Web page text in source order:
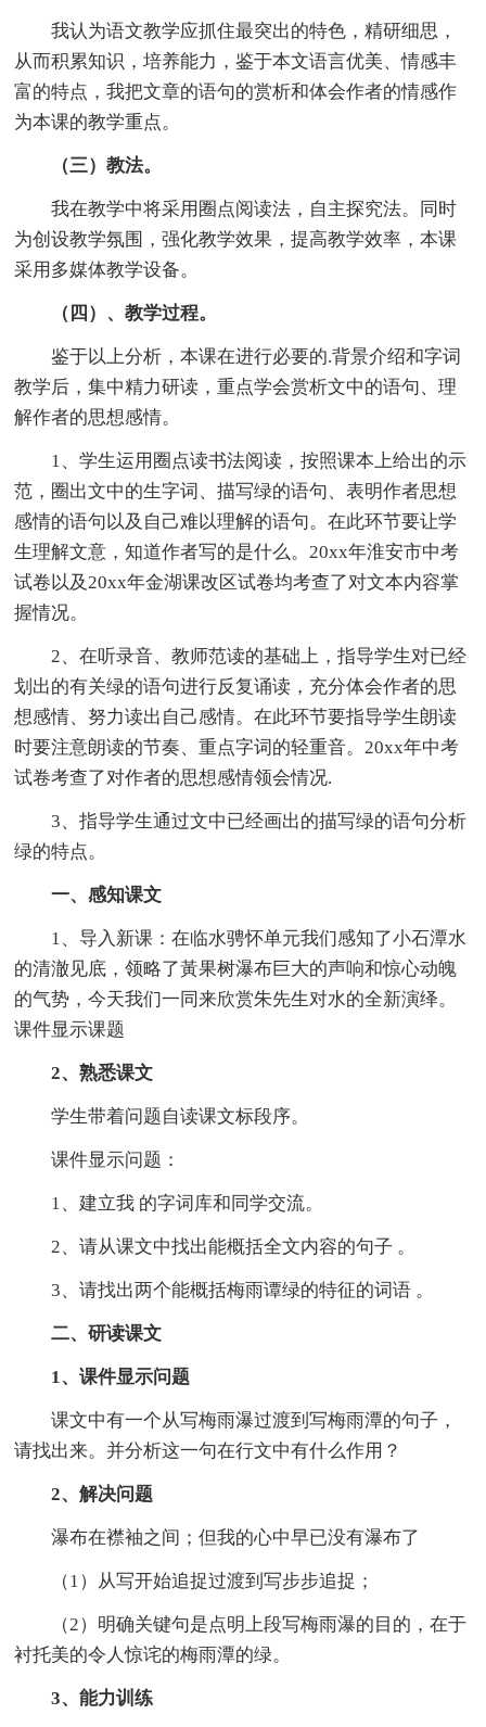
我认为语文教学应抓住最突出的特色，精研细思，
从而积累知识，培养能力，鉴于本文语言优美、情感丰
富的特点，我把文章的语句的赏析和体会作者的情感作
为本课的教学重点。
（三）教法。
我在教学中将采用圈点阅读法，自主探究法。同时
为创设教学氛围，强化教学效果，提高教学效率，本课
采用多媒体教学设备。
（四）、教学过程。
鉴于以上分析，本课在进行必要的.背景介绍和字词
教学后，集中精力研读，重点学会赏析文中的语句、理
解作者的思想感情。
1、学生运用圈点读书法阅读，按照课本上给出的示
范，圈出文中的生字词、描写绿的语句、表明作者思想
感情的语句以及自己难以理解的语句。在此环节要让学
生理解文意，知道作者写的是什么。20xx年淮安市中考
试卷以及20xx年金湖课改区试卷均考查了对文本内容掌
握情况。
2、在听录音、教师范读的基础上，指导学生对已经
划出的有关绿的语句进行反复诵读，充分体会作者的思
想感情、努力读出自己感情。在此环节要指导学生朗读
时要注意朗读的节奏、重点字词的轻重音。20xx年中考
试卷考查了对作者的思想感情领会情况.
3、指导学生通过文中已经画出的描写绿的语句分析
绿的特点。
一、感知课文
1、导入新课：在临水骋怀单元我们感知了小石潭水
的清澈见底，领略了黃果树瀑布巨大的声响和惊心动魄
的气势，今天我们一同来欣赏朱先生对水的全新演绎。
课件显示课题
2、熟悉课文
学生带着问题自读课文标段序。
课件显示问题：
1、建立我 的字词库和同学交流。
2、请从课文中找出能概括全文内容的句子 。
3、请找出两个能概括梅雨谭绿的特征的词语 。
二、研读课文
1、课件显示问题
课文中有一个从写梅雨瀑过渡到写梅雨潭的句子，
请找出来。并分析这一句在行文中有什么作用？
2、解决问题
瀑布在襟袖之间；但我的心中早已没有瀑布了
（1）从写开始追捉过渡到写步步追捉；
（2）明确关键句是点明上段写梅雨瀑的目的，在于
衬托美的令人惊诧的梅雨潭的绿。
3、能力训练